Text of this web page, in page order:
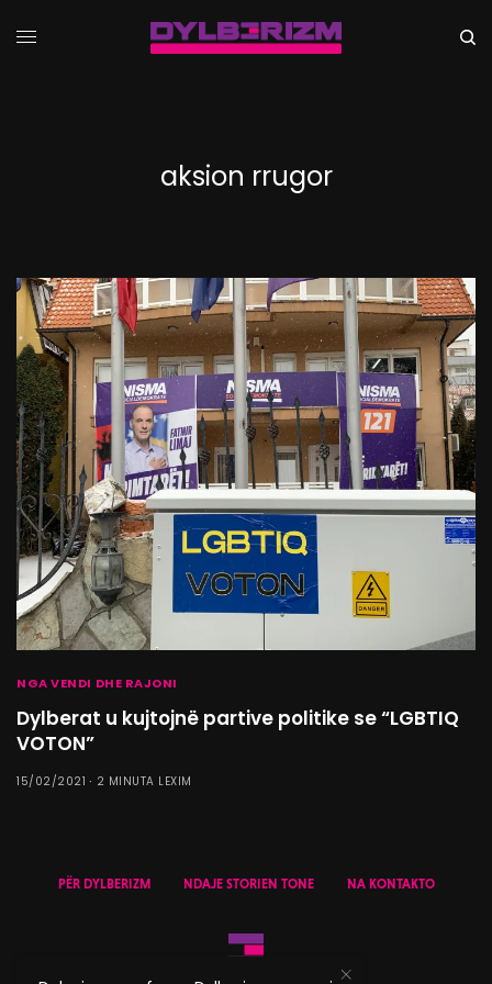
aksion rrugor
NGA VENDI DHE RAJONI
Dylberat u kujtojnë partive politike se “LGBTIQ
VOTON”
15/02/2021 2 MINUTA LEXIM
PËR DYLBERIZM NDAJE STORIEN TONE NA KONTAKTO